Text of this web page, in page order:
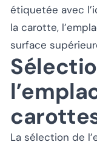
étiquetée avec
la carotte,
surface
La sélection de